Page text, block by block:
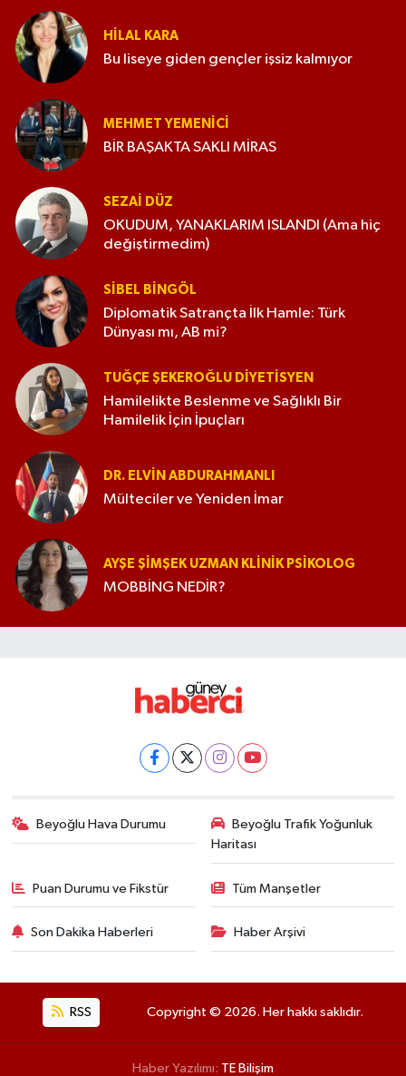
HILAL KARA
Bu liseye giden gençler işsiz kalmıyor
MEHMET YEMENICI
BİR BAŞAKTA SAKLI MİRAS
SEZAI DÜZ
OKUDUM, YANAKLARIM ISLANDI (Ama hiç
değiştirmedim)
SIBEL BINGÖL
Diplomatik Satrançta İlk Hamle: Türk
Dünyası mı, AB mi?
TUĞÇE ŞEKEROĞLU DIYETISYEN
Hamilelikte Beslenme ve Sağlıklı Bir
Hamilelik İçin İpuçları
DR. ELVIN ABDURAHMANLI
Mülteciler ve Yeniden İmar
AYŞE ŞIMŞEK UZMAN KLINIK PSIKOLOG
MOBBİNG NEDİR?
Beyoğlu Hava Durumu
Beyoğlu Trafik Yoğunluk
Haritası
Puan Durumu ve Fikstür Tüm Manşetler
Son Dakika Haberleri Haber Arşivi
RSS Copyright © 2026. Her hakkı saklıdır.
Haber Yazılımı: TE Bilişim